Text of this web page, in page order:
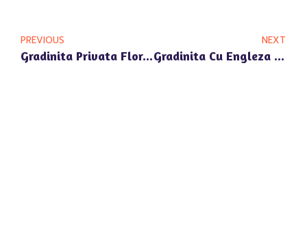
PREVIOUS
Gradinita Privata Floreasca: Cum Sustinem Educatia Prescolara De Calitate In Zona Pipera Si Limitrofe
NEXT
Gradinita Cu Engleza Aviatiei: Educatie Timpurie Si Interactiune Culturala Pentru Copiii Din Pipera Nord